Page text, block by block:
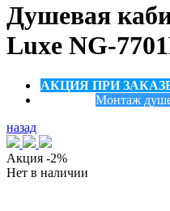
Душевая
Luxe NG-
АКЦИЯ ПРИ
Монтаж
назад
Акция -2%
Нет в наличии